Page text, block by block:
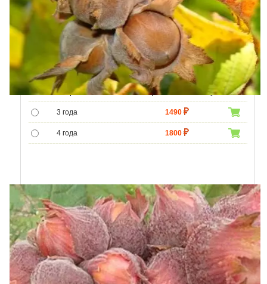
Возраст Цена Купить
3 года 1490
4 года 1800
7 лет 7000
8 лет 8600
9 лет 10320
10 лет 12900
В КОРЗИНУ
Купить в один клик